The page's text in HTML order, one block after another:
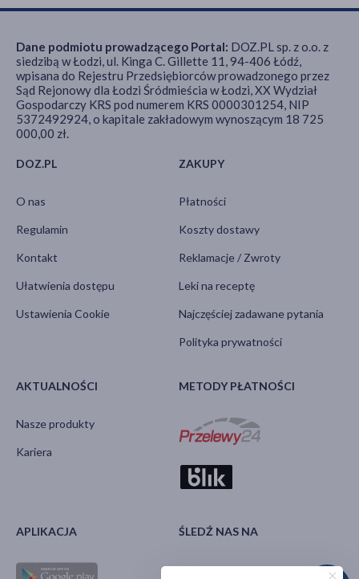
DOZ.PL
O nas
Regulamin
Kontakt
Ułatwienia dostępu
Ustawienia Cookie
ZAKUPY
Płatności
Koszty dostawy
Reklamacje / Zwroty
Leki na receptę
Najczęściej zadawane pytania
Polityka prywatności
AKTUALNOŚCI
Nasze produkty
Kariera
METODY PŁATNOŚCI
APLIKACJA ŚLEDŹ NAS NA
Dane podmiotu prowadzącego Portal: DOZ.PL sp. z o.o. z
siedzibą w Łodzi, ul. Kinga C. Gillette 11, 94-406 Łódź,
wpisana do Rejestru Przedsiębiorców prowadzonego przez
Sąd Rejonowy dla Łodzi Śródmieścia w Łodzi, XX Wydział
Gospodarczy KRS pod numerem KRS 0000301254, NIP
5372492924, o kapitale zakładowym wynoszącym 18 725
000,00 zł.